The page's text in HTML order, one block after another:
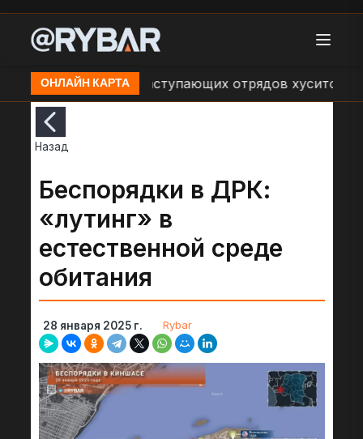
ОНЛАЙН КАРТА
об обстрелах наступающих отрядов хуситов со
Назад
Беспорядки в ДРК:
«лутинг» в
естественной среде
обитания
28 января 2025 г. Rybar